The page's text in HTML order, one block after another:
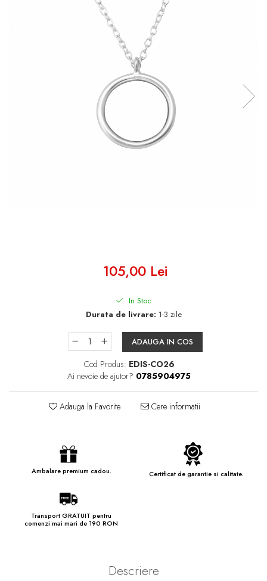
105,00 Lei
In Stoc
Durata de livrare: 1-3 zile
ADAUGA IN COS
Cod Produs: EDIS-CO26
Ai nevoie de ajutor? 0785904975
Adauga la Favorite Cere informatii
Ambalare premium cadou. Certificat de garantie si calitate.
Transport GRATUIT pentru
comenzi mai mari de 190 RON
Descriere